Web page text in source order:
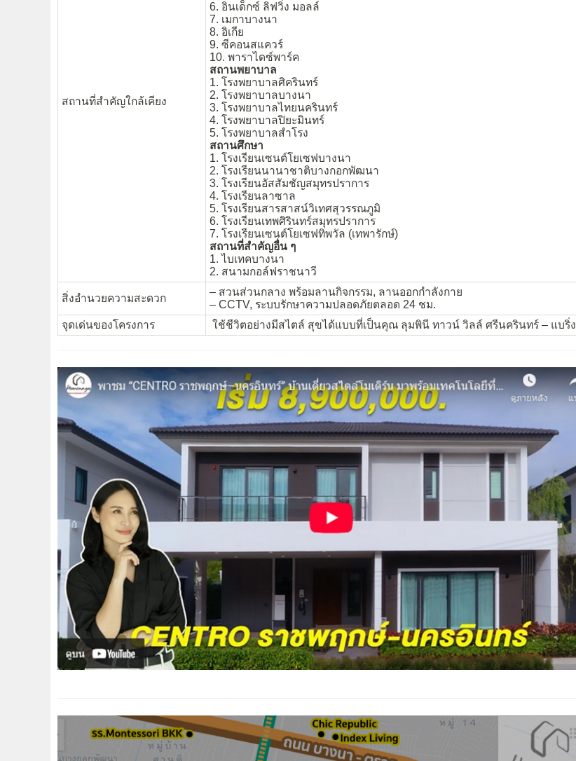
สถานที่สำคัญใกล้เคียง
6. อินเด็กซ์ ลิฟวิ่ง มอลล์
7. เมกาบางนา
8. อิเกีย
9. ซีคอนสแควร์
10. พาราไดซ์พาร์ค
สถานพยาบาล
1. โรงพยาบาลศิครินทร์
2. โรงพยาบาลบางนา
3. โรงพยาบาลไทยนครินทร์
4. โรงพยาบาลปิยะมินทร์
5. โรงพยาบาลสำโรง
สถานศึกษา
1. โรงเรียนเซนต์โยเซฟบางนา
2. โรงเรียนนานาชาติบางกอกพัฒนา
3. โรงเรียนอัสสัมชัญสมุทรปราการ
4. โรงเรียนลาซาล
5. โรงเรียนสารสาสน์วิเทศสุวรรณภูมิ
6. โรงเรียนเทพศิรินทร์สมุทรปราการ
7. โรงเรียนเซนต์โยเซฟทิพวัล (เทพารักษ์)
สถานที่สำคัญอื่น ๆ
1. ไบเทคบางนา
2. สนามกอล์ฟราชนาวี
สิ่งอำนวยความสะดวก
– สวนส่วนกลาง พร้อมลานกิจกรรม, ลานออกกำลังกาย
– CCTV, ระบบรักษาความปลอดภัยตลอด 24 ชม.
จุดเด่นของโครงการ
ใช้ชีวิตอย่างมีสไตล์ สุขได้แบบที่เป็นคุณ ลุมพินี ทาวน์ วิลล์ ศรีนครินทร์ – แบริ่ง